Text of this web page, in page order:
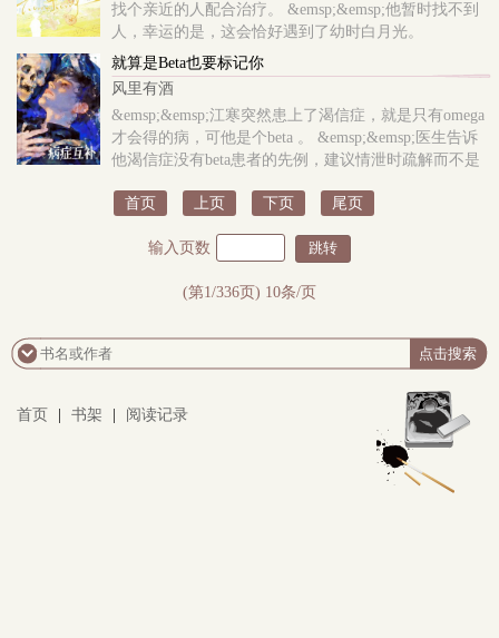
找个亲近的人配合治疗。 &emsp;&emsp;他暂时找不到
人，幸运的是，这会恰好遇到了幼时白月光。
&emsp;&emsp;他追了白月光一段时间。 &emsp;&emsp;
对方是个冷脸酷哥，态度不冷不淡，却在某晚发来一条
很露骨的消..
就算是Beta也要标记你
风里有酒
&emsp;&emsp;江寒突然患上了渴信症，就是只有omega
才会得的病，可他是个beta 。 &emsp;&emsp;医生告诉
他渴信症没有beta患者的先例，建议情泄时疏解而不是
讨厌的就是和任何人有感情牵..
首页 上页 下页 尾页
输入页数
(第1/336页) 10条/页
首页 书架 阅读记录